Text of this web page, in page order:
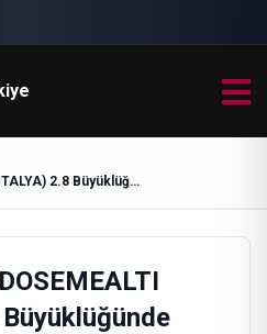
BADEMAGACI-DOSEMEALTI (ANTALYA) 2.8 Büyüklüğünde Deprem